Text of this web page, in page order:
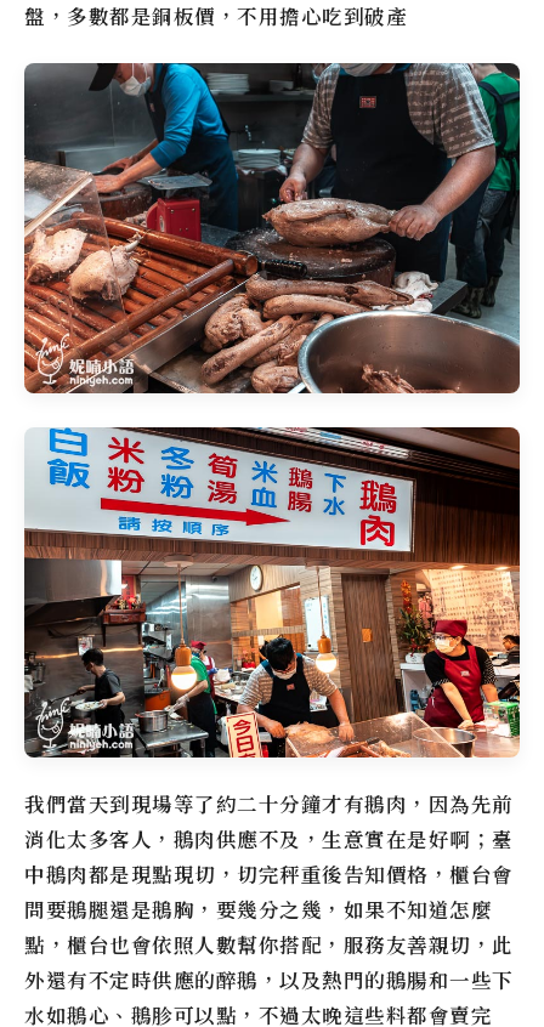
盤，多數都是銅板價，不用擔心吃到破產
我們當天到現場等了約二十分鐘才有鵝肉，因為先前
消化太多客人，鵝肉供應不及，生意實在是好啊； 臺
中鵝肉都是現點現切，切完秤重後告知價格，櫃台會
問要鵝腿還是鵝胸，要幾分之幾，如果不知道怎麼
點，櫃台也會依照人數幫你搭配，服務友善親切，此
外還有不定時供應的醉鵝，以及熱門的鵝腸和一些下
水如鵝心、鵝胗可以點，不過太晚這些料都會賣完